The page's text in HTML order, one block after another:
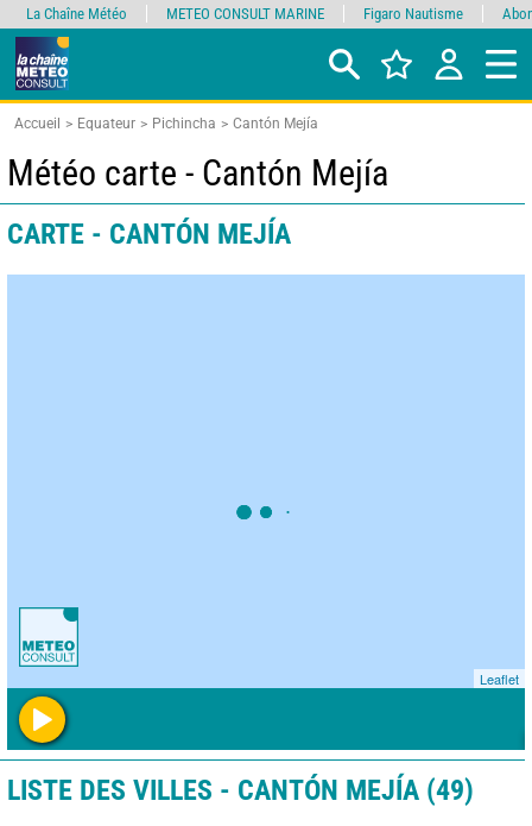
Accueil Equateur Pichincha Cantón Mejía
Météo carte - Cantón Mejía
CARTE - CANTÓN MEJÍA
Leaflet
LISTE DES VILLES - CANTÓN MEJÍA (49)
La Chaîne Météo METEO CONSULT MARINE Figaro Nautisme